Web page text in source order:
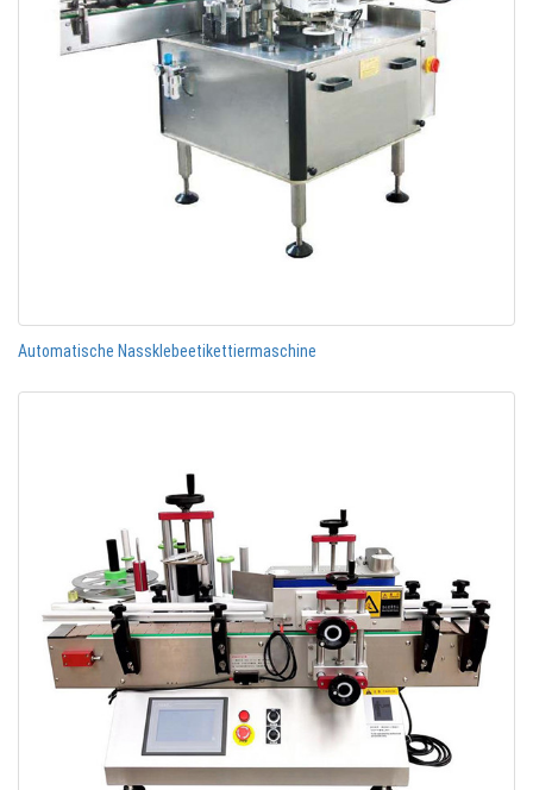
Automatische Nassklebeetikettiermaschine